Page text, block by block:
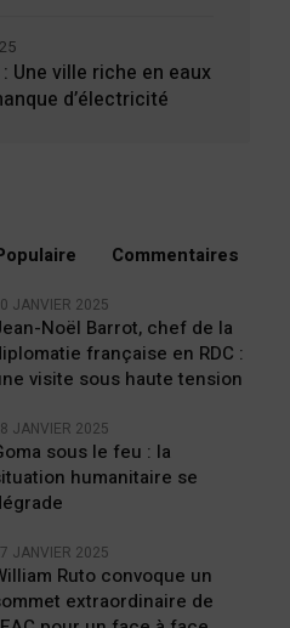
Une ville riche en eaux
d’électricité
Commentaires
JANVIER 2025
Noël Barrot, chef de la
française en RDC :
visite sous haute tension
JANVIER 2025
sous le feu : la
humanitaire se
JANVIER 2025
Ruto convoque un
extraordinaire de